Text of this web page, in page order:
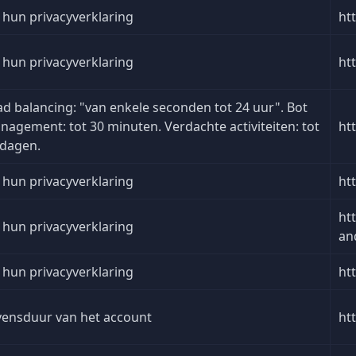
hun privacyverklaring
hun privacyverklaring
balancing: "van enkele seconden tot 24 uur". Bot
tot 30 minuten. Verdachte activiteiten: tot
hun privacyverklaring
hun privacyverklaring
hun privacyverklaring
van het account